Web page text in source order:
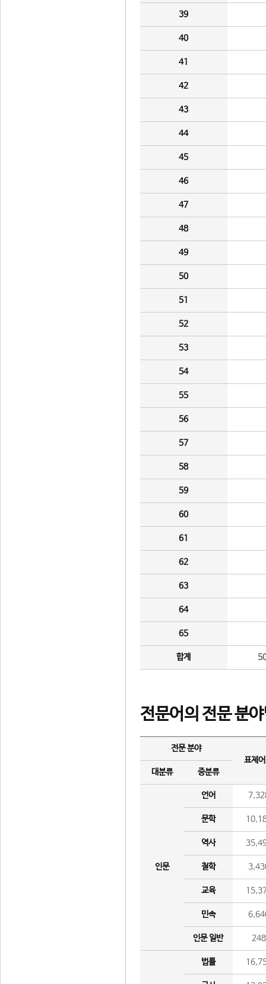
39
40
41
42
43
44
45
46
47
48
49
50
51
52
53
54
55
56
57
58
59
60
61
62
63
64
65
합계
전문어의 전문 분
전문 분야
표제
대분류
중분류
인문
언어
문학
역사
철학
교육
민속
인문 일반 248
법률